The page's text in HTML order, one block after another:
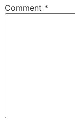
Comment *